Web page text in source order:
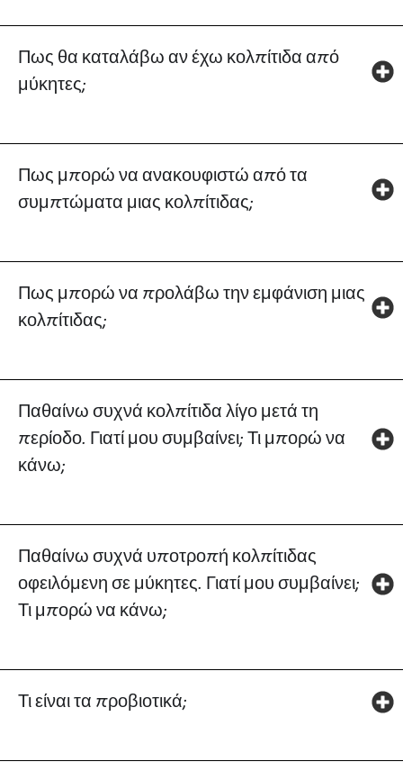
Πως θα καταλάβω αν έχω κολπίτιδα από
μύκητες;
Πως μπορώ να ανακουφιστώ από τα
συμπτώματα μιας κολπίτιδας;
Πως μπορώ να προλάβω την εμφάνιση μιας
κολπίτιδας;
Παθαίνω συχνά κολπίτιδα λίγο μετά τη
περίοδο. Γιατί μου συμβαίνει; Τι μπορώ να
κάνω;
Παθαίνω συχνά υποτροπή κολπίτιδας
οφειλόμενη σε μύκητες. Γιατί μου συμβαίνει;
Τι μπορώ να κάνω;
Τι είναι τα προβιοτικά;